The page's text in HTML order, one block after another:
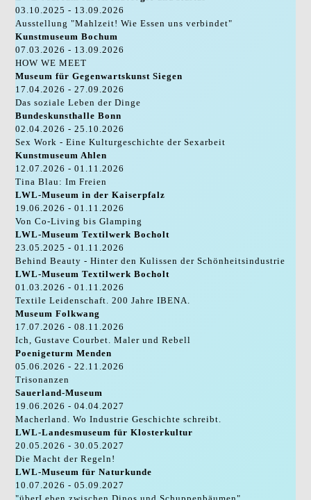
03.10.2025 - 13.09.2026
Ausstellung "Mahlzeit! Wie Essen uns verbindet"
Kunstmuseum Bochum
07.03.2026 - 13.09.2026
HOW WE MEET
Museum für Gegenwartskunst Siegen
17.04.2026 - 27.09.2026
Das soziale Leben der Dinge
Bundeskunsthalle Bonn
02.04.2026 - 25.10.2026
Sex Work - Eine Kulturgeschichte der Sexarbeit
Kunstmuseum Ahlen
12.07.2026 - 01.11.2026
Tina Blau: Im Freien
LWL-Museum in der Kaiserpfalz
19.06.2026 - 01.11.2026
Von Co-Living bis Glamping
LWL-Museum Textilwerk Bocholt
23.05.2025 - 01.11.2026
Behind Beauty - Hinter den Kulissen der Schönheitsindustrie
LWL-Museum Textilwerk Bocholt
01.03.2026 - 01.11.2026
Textile Leidenschaft. 200 Jahre IBENA.
Museum Folkwang
17.07.2026 - 08.11.2026
Ich, Gustave Courbet. Maler und Rebell
Poenigeturm Menden
05.06.2026 - 22.11.2026
Trisonanzen
Sauerland-Museum
19.06.2026 - 04.04.2027
Macherland. Wo Industrie Geschichte schreibt.
LWL-Landesmuseum für Klosterkultur
20.05.2026 - 30.05.2027
Die Macht der Regeln!
LWL-Museum für Naturkunde
10.07.2026 - 05.09.2027
"überLeben zwischen Dinos und Schuppenbäumen"